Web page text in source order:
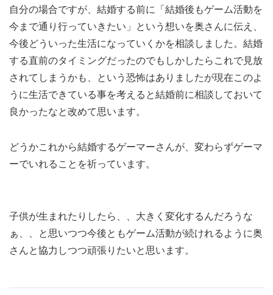
自分の場合ですが、結婚する前に「結婚後もゲーム活動を
今まで通り行っていきたい」という想いを奥さんに伝え、
今後どういった生活になっていくかを相談しました。結婚
する直前のタイミングだったのでもしかしたらこれで見放
されてしまうかも、という恐怖はありましたが現在このよ
うに生活できている事を考えると結婚前に相談しておいて
良かったなと改めて思います。
どうかこれから結婚するゲーマーさんが、変わらずゲーマ
ーでいれることを祈っています。
子供が生まれたりしたら、、大きく変化するんだろうな
ぁ、、と思いつつ今後ともゲーム活動が続けれるように奥
さんと協力しつつ頑張りたいと思います。